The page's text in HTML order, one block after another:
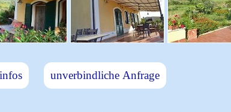
unverbindliche Anfrage